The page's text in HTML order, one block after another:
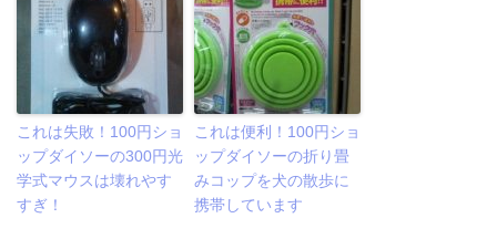
これは失敗！100円ショ
ップダイソーの300円光
学式マウスは壊れやす
すぎ！
これは便利！100円ショ
ップダイソーの折り畳
みコップを犬の散歩に
携帯しています